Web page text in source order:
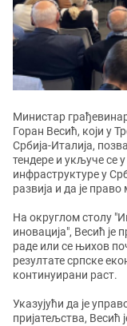
Министар
Горан Весић, који у
Србија-Италија,
тендере и укључе се
инфраструктуре у
развија и да је
На округлом столу
иновација", Весић је
раде или се њихов
резултате српске
континуирани раст.
Указујући да је
пријатељства, Весић